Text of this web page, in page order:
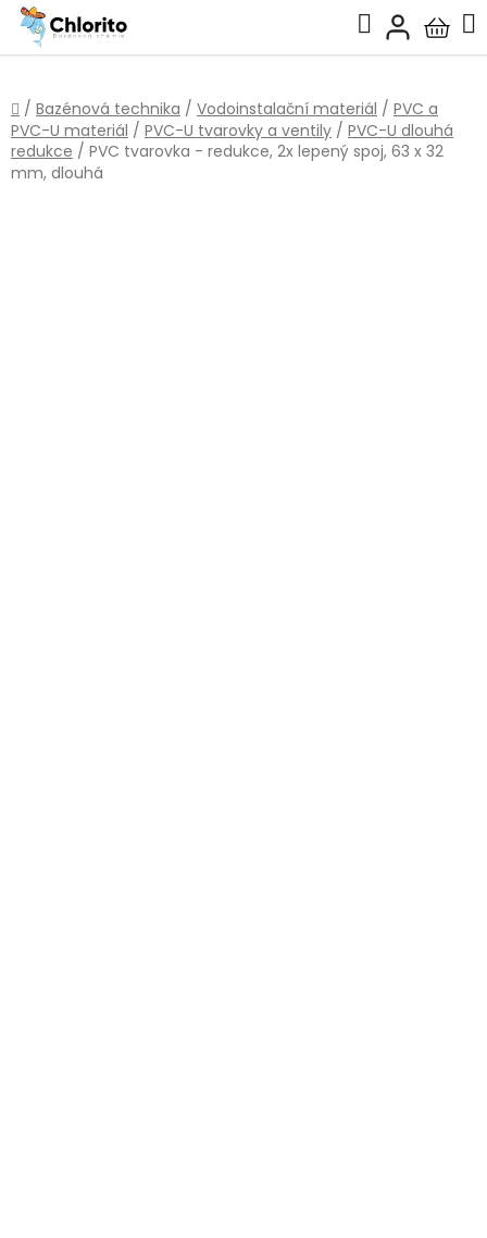
Přejít
obsah
Hledat
košík
Domů
/ Bazénová technika / Vodoinstalační materiál / PVC a
PVC-U materiál / PVC-U tvarovky a ventily / PVC-U dlouhá
redukce / PVC tvarovka - redukce, 2x lepený spoj, 63 x 32
mm, dlouhá